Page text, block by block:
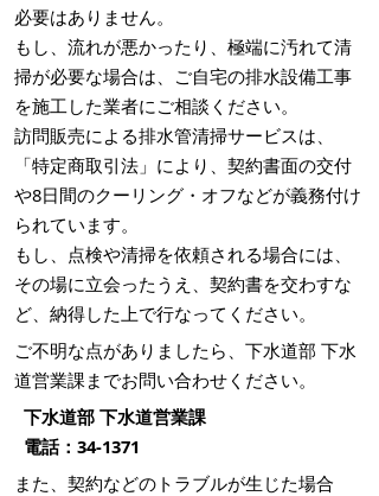
必要はありません。
もし、流れが悪かったり、極端に汚れて清
掃が必要な場合は、ご自宅の排水設備工事
を施工した業者にご相談ください。
訪問販売による排水管清掃サービスは、
「特定商取引法」により、契約書面の交付
や8日間のクーリング・オフなどが義務付け
られています。
もし、点検や清掃を依頼される場合には、
その場に立会ったうえ、契約書を交わすな
ど、納得した上で行なってください。
ご不明な点がありましたら、下水道部 下水
道営業課までお問い合わせください。
下水道部 下水道営業課
電話：34-1371
また、契約などのトラブルが生じた場合